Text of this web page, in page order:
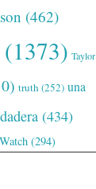
(462)
(1373) Taylor
truth (252) una
(434)
Watch (294)